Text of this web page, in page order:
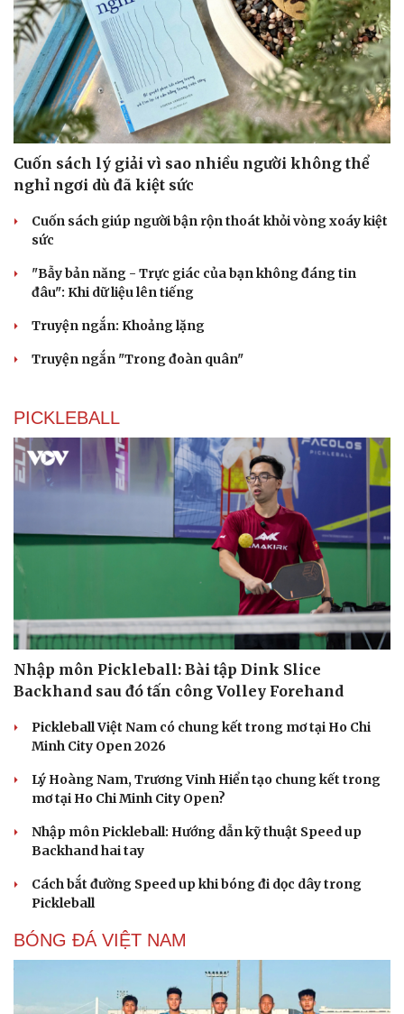
Cải chính
Cuốn sách lý giải vì sao nhiều người không thể
nghỉ ngơi dù đã kiệt sức
Cuốn sách giúp người bận rộn thoát khỏi vòng xoáy kiệt
sức
"Bẫy bản năng - Trực giác của bạn không đáng tin
đâu": Khi dữ liệu lên tiếng
Truyện ngắn: Khoảng lặng
Truyện ngắn "Trong đoàn quân"
PICKLEBALL
Nhập môn Pickleball: Bài tập Dink Slice
Backhand sau đó tấn công Volley Forehand
Pickleball Việt Nam có chung kết trong mơ tại Ho Chi
Minh City Open 2026
Lý Hoàng Nam, Trương Vinh Hiển tạo chung kết trong
mơ tại Ho Chi Minh City Open?
Nhập môn Pickleball: Hướng dẫn kỹ thuật Speed up
Backhand hai tay
Cách bắt đường Speed up khi bóng đi dọc dây trong
Pickleball
BÓNG ĐÁ VIỆT NAM